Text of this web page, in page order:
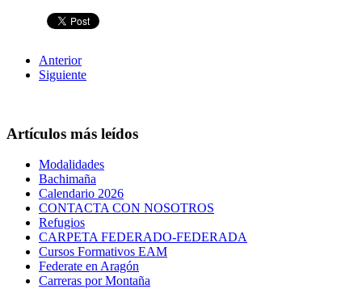
Anterior
Siguiente
Artículos más leídos
Modalidades
Bachimaña
Calendario 2026
CONTACTA CON NOSOTROS
Refugios
CARPETA FEDERADO-FEDERADA
Cursos Formativos EAM
Federate en Aragón
Carreras por Montaña